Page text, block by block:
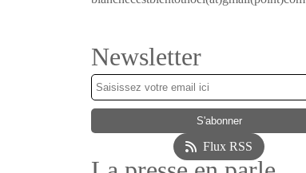
Newsletter
Flux RSS